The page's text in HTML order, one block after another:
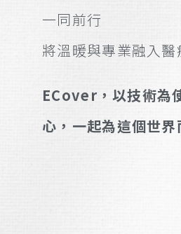
一同前行
將溫暖與專業融入
ECover，以技術為
心，一起為這個世界